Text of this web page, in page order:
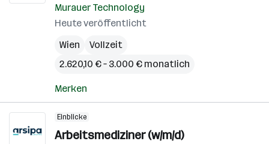
Murauer Technology
Heute veröffentlicht
Wien
Vollzeit
2.620,10 € – 3.000 € monatlich
Merken
Einblicke
Arbeitsmediziner (w/m/d)